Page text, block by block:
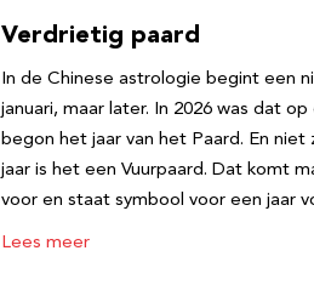
Verdrietig paard
In de Chinese astrologie begint een
januari, maar later. In 2026 was dat
begon het jaar van het Paard. En niet
jaar is het een Vuurpaard. Dat komt
voor en staat symbool voor een jaar
Lees meer